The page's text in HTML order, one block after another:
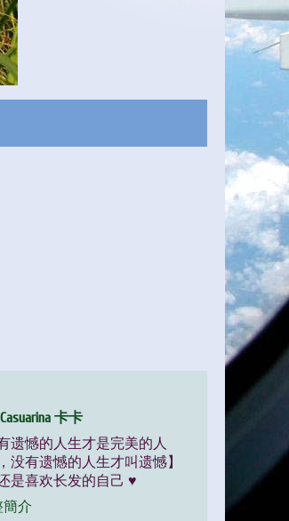
Casuarina 卡卡
有遗憾的人生才是完美的人
没有遗憾的人生才叫遗憾】
是喜欢长发的自己 ♥
介